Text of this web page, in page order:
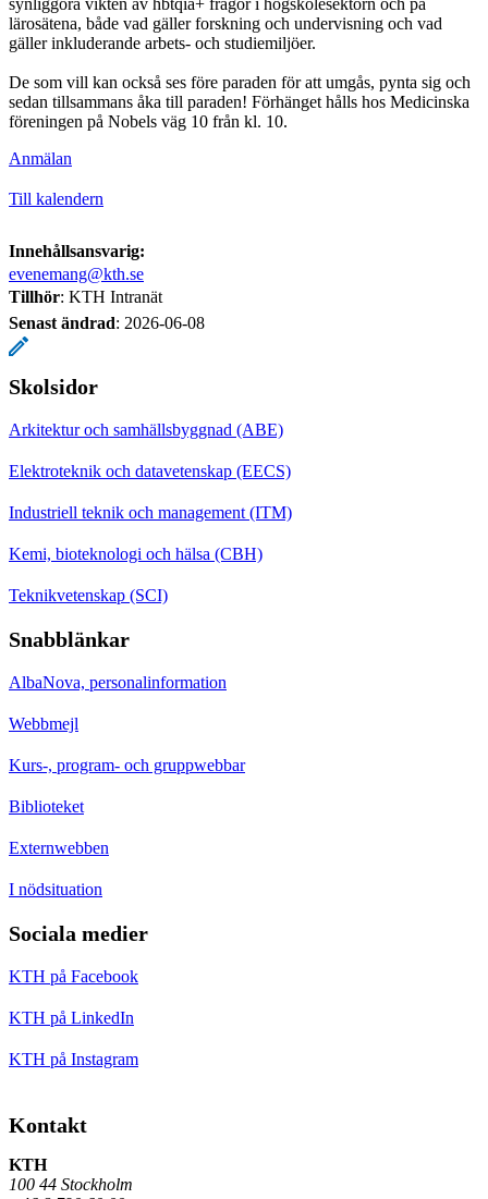
lärosätena, både vad gäller forskning och undervisning och vad
gäller inkluderande arbets- och studiemiljöer.
De som vill kan också ses före paraden för att umgås, pynta sig och
sedan tillsammans åka till paraden! Förhänget hålls hos Medicinska
föreningen på Nobels väg 10 från kl. 10.
Anmälan
Till kalendern
Innehållsansvarig:
evenemang@kth.se
Tillhör: KTH Intranät
Senast ändrad: 2026-06-08
Skolsidor
Arkitektur och samhällsbyggnad (ABE)
Elektroteknik och datavetenskap (EECS)
Industriell teknik och management (ITM)
Kemi, bioteknologi och hälsa (CBH)
Teknikvetenskap (SCI)
Snabblänkar
AlbaNova, personalinformation
Webbmejl
Kurs-, program- och gruppwebbar
Biblioteket
Externwebben
I nödsituation
Sociala medier
KTH på Facebook
KTH på LinkedIn
KTH på Instagram
Kontakt
KTH
100 44 Stockholm